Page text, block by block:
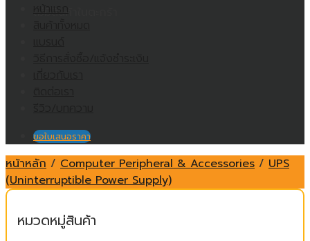
ขอใบเสนอราคา
หน้าหลัก / Computer Peripheral & Accessories / UPS
(Uninterruptible Power Supply)
หมวดหมู่สินค้า